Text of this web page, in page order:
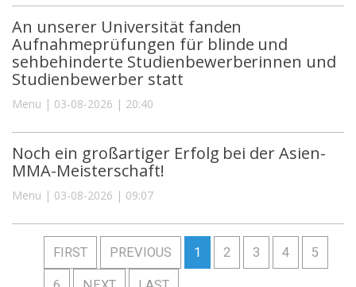
An unserer Universität fanden
Aufnahmeprüfungen für blinde und
sehbehinderte Studienbewerberinnen und
Studienbewerber statt
Menu | 03-08-2026 | 20:40
Noch ein großartiger Erfolg bei der Asien-
MMA-Meisterschaft!
Menu | 03-08-2026 | 09:07
FIRST PREVIOUS 1 2 3 4 5